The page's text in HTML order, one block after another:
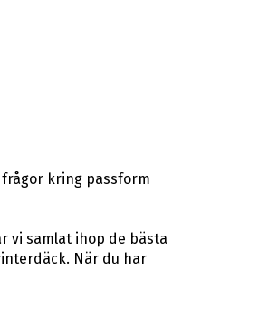
frågor kring passform
vi samlat ihop de bästa
När du har